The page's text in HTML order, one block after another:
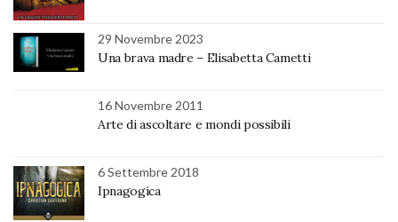
29 Novembre 2023
Una brava madre – Elisabetta Cametti
16 Novembre 2011
Arte di ascoltare e mondi possibili
6 Settembre 2018
Ipnagogica